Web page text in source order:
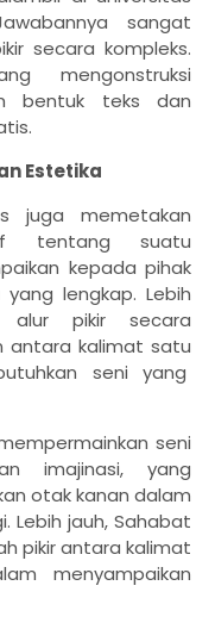
sangat
secara kompleks.
mengonstruksi
bentuk teks dan
Estetika
juga memetakan
tentang suatu
kepada pihak
lengkap. Lebih
pikir secara
antara kalimat satu
seni yang
seni
imajinasi, yang
otak kanan dalam
Lebih jauh, Sahabat
pikir antara kalimat
menyampaikan